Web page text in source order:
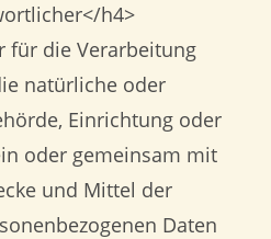
h4>
für die Verarbeitung
natürliche oder
Einrichtung oder
oder gemeinsam mit
und Mittel der
Daten